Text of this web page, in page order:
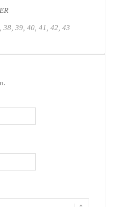
38, 39, 40, 41, 42, 43